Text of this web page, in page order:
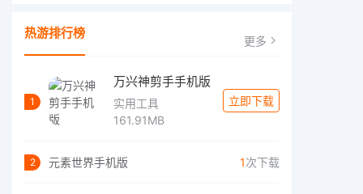
热游排行榜 更多
1
万兴神剪手手机版
实用工具
161.91MB
立即下载
2 元素世界手机版 1次下载